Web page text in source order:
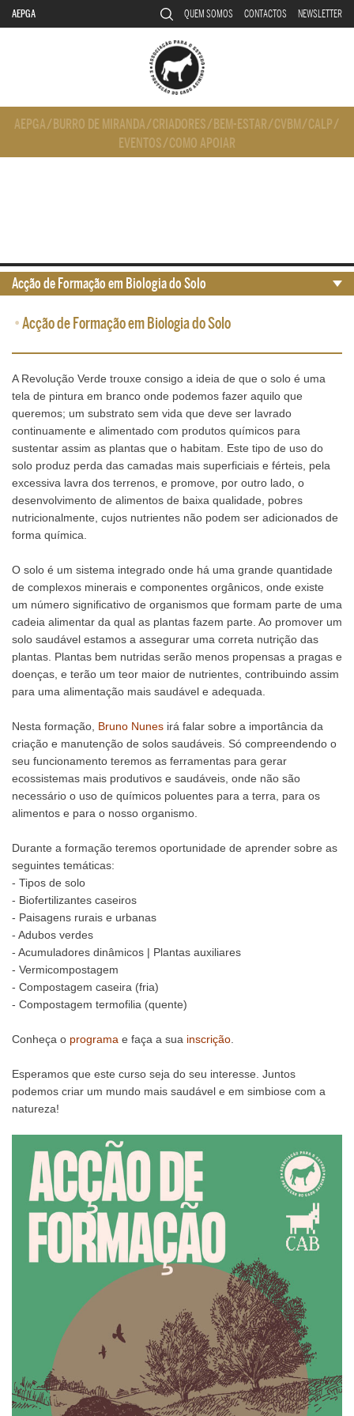
AEPGA QUEM SOMOS CONTACTOS NEWSLETTER
AEPGA/ BURRO DE MIRANDA/CRIADORES/ BEM-ESTAR/CVBM/CALP/
EVENTOS/COMO APOIAR
•Acção de Formação em Biologia do Solo
A Revolução Verde trouxe consigo a ideia de que o solo é uma
tela de pintura em branco onde podemos fazer aquilo que
queremos; um substrato sem vida que deve ser lavrado
continuamente e alimentado com produtos químicos para
sustentar assim as plantas que o habitam. Este tipo de uso do
solo produz perda das camadas mais superficiais e férteis, pela
excessiva lavra dos terrenos, e promove, por outro lado, o
desenvolvimento de alimentos de baixa qualidade, pobres
nutricionalmente, cujos nutrientes não podem ser adicionados de
forma química.
O solo é um sistema integrado onde há uma grande quantidade
de complexos minerais e componentes orgânicos, onde existe
um número significativo de organismos que formam parte de uma
cadeia alimentar da qual as plantas fazem parte. Ao promover um
solo saudável estamos a assegurar uma correta nutrição das
plantas. Plantas bem nutridas serão menos propensas a pragas e
doenças, e terão um teor maior de nutrientes, contribuindo assim
para uma alimentação mais saudável e adequada.
Nesta formação, Bruno Nunes irá falar sobre a importância da
criação e manutenção de solos saudáveis. Só compreendendo o
seu funcionamento teremos as ferramentas para gerar
ecossistemas mais produtivos e saudáveis, onde não são
necessário o uso de químicos poluentes para a terra, para os
alimentos e para o nosso organismo.
Durante a formação teremos oportunidade de aprender sobre as
seguintes temáticas:
- Tipos de solo
- Biofertilizantes caseiros
- Paisagens rurais e urbanas
- Adubos verdes
- Acumuladores dinâmicos | Plantas auxiliares
- Vermicompostagem
- Compostagem caseira (fria)
- Compostagem termofilia (quente)
Conheça o programa e faça a sua inscrição
Esperamos que este curso seja do seu interesse. Juntos
podemos criar um mundo mais saudável e em simbiose com a
natureza!
Acção de Formação em Biologia do Solo